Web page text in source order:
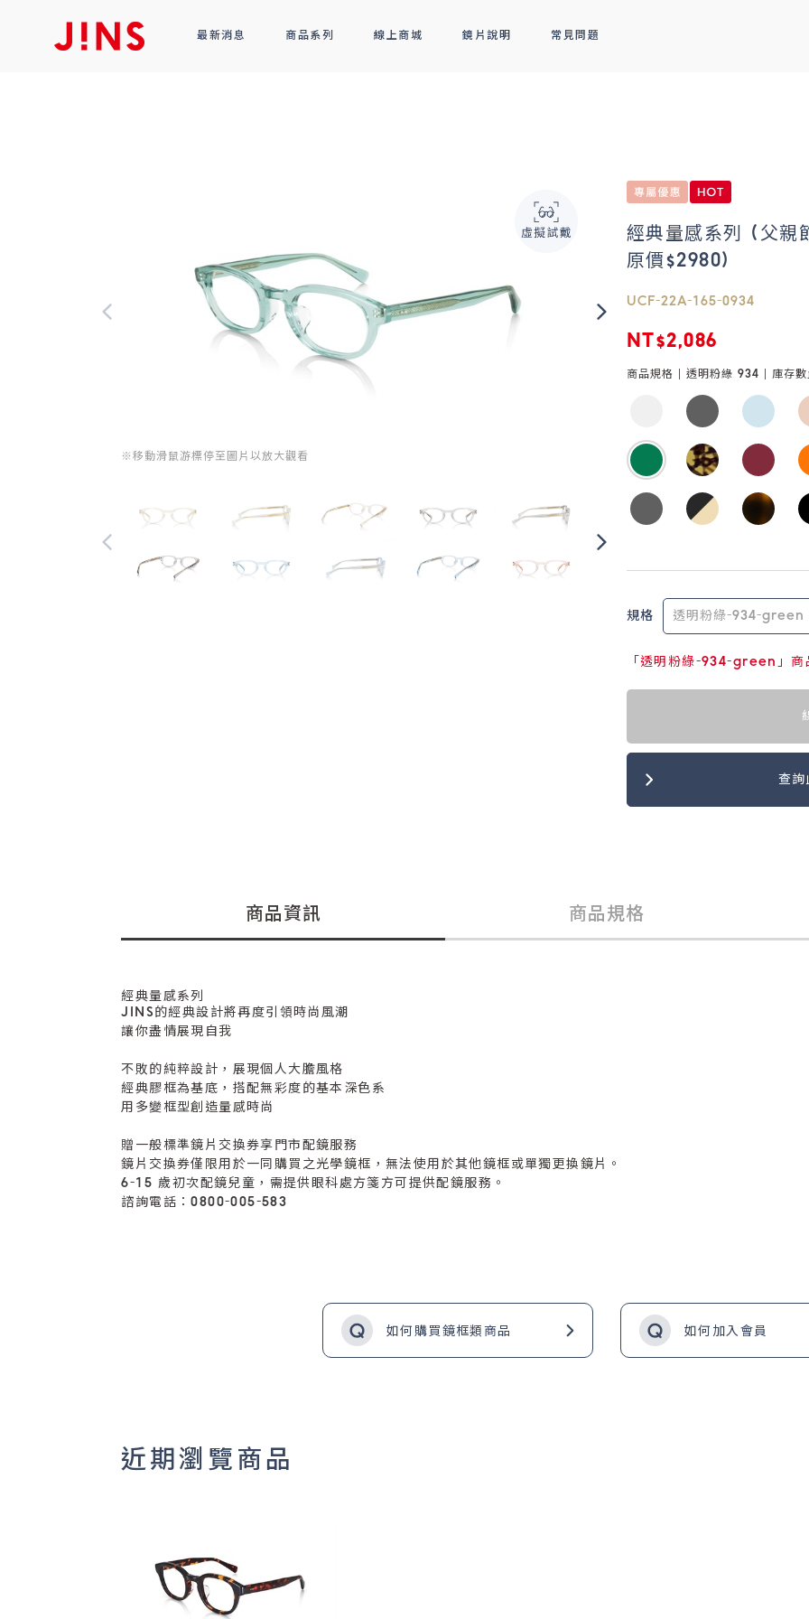
最新消息 商品系列 線上商城
配件
R!M BY J!NS
彩色隱形眼鏡
鏡片說明 常見問題
※移動滑鼠游標停至圖片以放大觀看
經典量感系列 (父親
原價$2980)
UCF-22A-165-0934
NT$2,086
商品規格 | 透明粉綠 934 | 庫存
規格
「透明粉綠-934-green」商
查詢
商品資訊 商品規格
經典量感系列
JINS的經典設計將再度引領時尚風潮
讓你盡情展現自我
不敗的純粹設計，展現個人大膽風格
經典膠框為基底，搭配無彩度的基本深色系
用多變框型創造量感時尚
贈一般標準鏡片交換券享門市配鏡服務
鏡片交換券僅限用於一同購買之光學鏡框，無法使用於其他鏡框或單獨更換鏡片。
6-15 歲初次配鏡兒童，需提供眼科處方箋方可提供配鏡服務。
諮詢電話：0800-005-583
如何購買鏡框類商品 如何加入會員
近期瀏覽商品